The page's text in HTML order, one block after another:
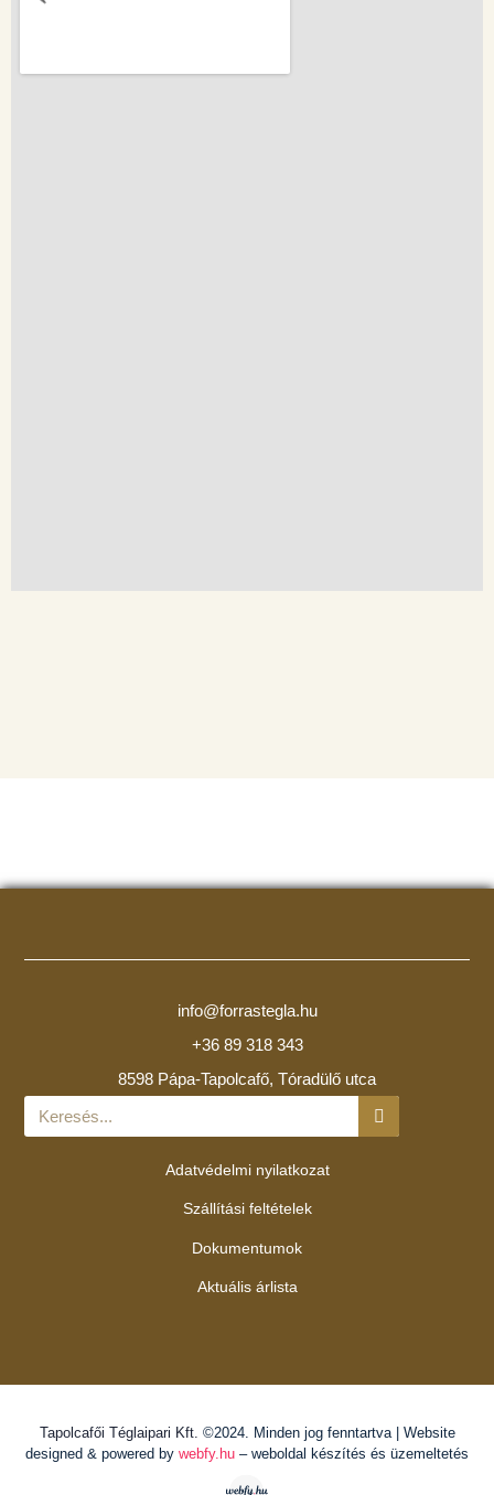
info@forrastegla.hu
+36 89 318 343
8598 Pápa-Tapolcafő, Tóradülő utca
Adatvédelmi nyilatkozat
Szállítási feltételek
Dokumentumok
Aktuális árlista
Tapolcafői Téglaipari Kft. ©2024. Minden jog fenntartva | Website
designed & powered by webfy.hu – weboldal készítés és üzemeltetés